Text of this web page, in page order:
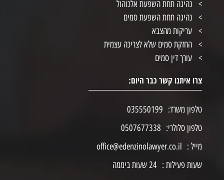
נהיגה תחת השפעת אלכוהול
נהיגה תחת השפעת סמים
עריקות מהצבא
החזקת סמים שלא לצריכה עצמית
עורך דין סמים
צרו איתנו קשר כבר היום:
טלפון משרד: 035550199
טלפון סלולרי: 0507677338
מייל : office@edenzinolawyer.co.il
שעות פעילות : 24 שעות ביממה